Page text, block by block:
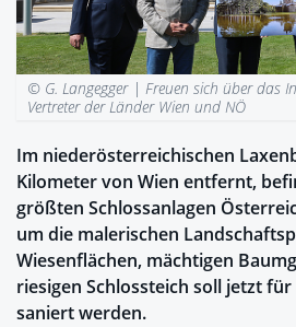
© G. Langegger |Freuen sich über das
Vertreter der Länder Wien und NÖ
Im niederösterreichischen
Kilometer von Wien entfernt,
größten Schlossanlagen
um die malerischen
Wiesenflächen, mächtigen
riesigen Schlossteich soll jetzt
saniert werden.